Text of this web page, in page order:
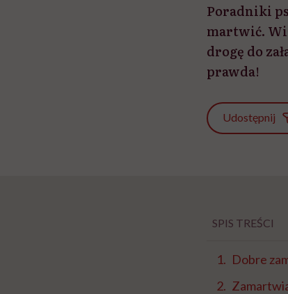
Poradniki
martwić.
drogę do
prawda!
Udostępnij
SPIS TREŚCI
Dobre